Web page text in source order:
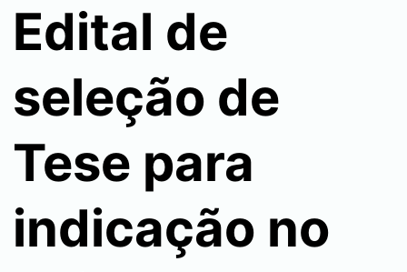
Edital de
seleção de
Tese para
indicação no